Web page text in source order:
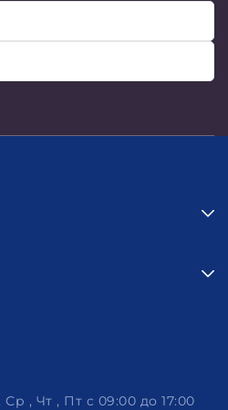
Ср , Чт , Пт c 09:00 до 17:00